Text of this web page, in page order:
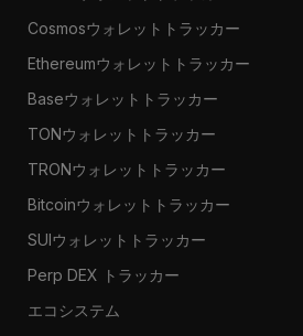
Cosmosウォレットトラッカー
Ethereumウォレットトラッカー
Baseウォレットトラッカー
TONウォレットトラッカー
TRONウォレットトラッカー
Bitcoinウォレットトラッカー
SUIウォレットトラッカー
Perp DEX トラッカー
エコシステム